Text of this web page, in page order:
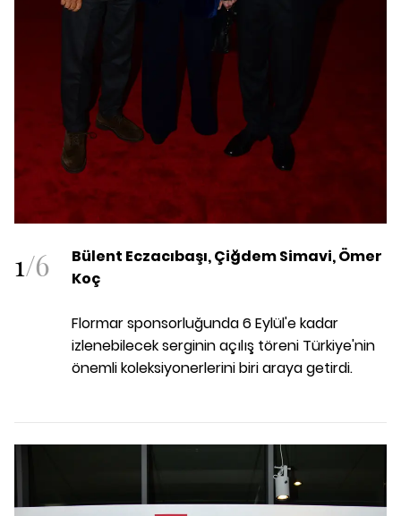
1/6
Bülent Eczacıbaşı, Çiğdem Simavi, Ömer
Koç
Flormar sponsorluğunda 6 Eylül'e kadar
izlenebilecek serginin açılış töreni Türkiye'nin
önemli koleksiyonerlerini biri araya getirdi.